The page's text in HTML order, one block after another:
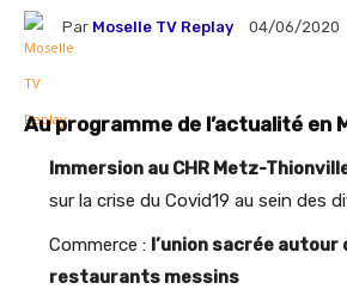
Par Moselle TV Replay 04/06/2020
Au programme de l’actualité en
Immersion au CHR Metz-
sur la crise du Covid19 au sein des
Commerce : l’union sacrée
restaurants messins